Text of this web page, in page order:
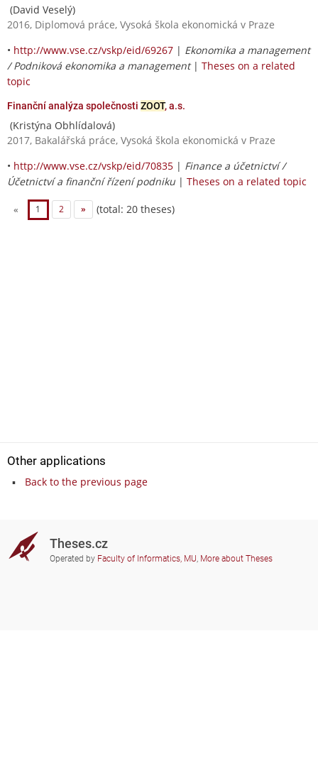
(David Veselý)
2016, Diplomová práce, Vysoká škola ekonomická v Praze
• http://www.vse.cz/vskp/eid/69267 | Ekonomika a management
/ Podniková ekonomika a management| Theses on a related
topic
Finanční analýza společnosti ZOOT, a.s.
(Kristýna Obhlídalová)
2017, Bakalářská práce, Vysoká škola ekonomická v Praze
• http://www.vse.cz/vskp/eid/70835 | Finance a účetnictví /
Účetnictví a finanční řízení podniku | Theses on a related topic
« 1 2 » (total: 20 theses)
Other applications
Back to the previous page
Theses.cz
Operated by Faculty of Informatics, MU, More about Theses